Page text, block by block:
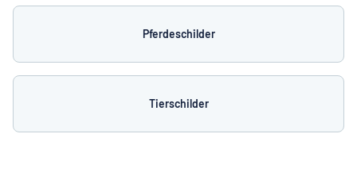
Pferdeschilder
Tierschilder